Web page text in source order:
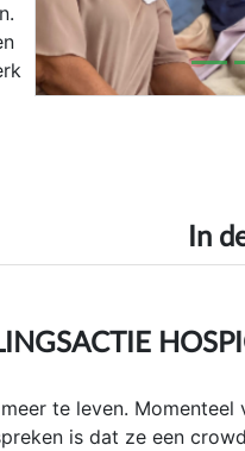
In
te leven.
is dat ze een